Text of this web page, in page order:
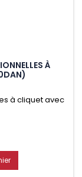
À
à cliquet avec
et rapide
polyester